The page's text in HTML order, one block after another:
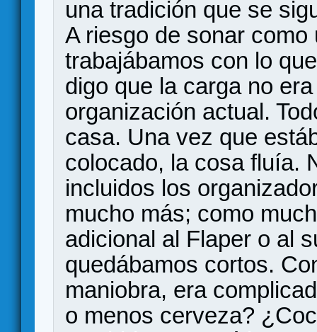
una tradición que se
A riesgo de sonar
trabajábamos con lo
digo que la carga no
organización actual.
casa. Una vez que
colocado, la cosa fluía.
incluidos los
mucho más; como
adicional al Flaper o al
quedábamos cortos.
maniobra, era
o menos cerveza?